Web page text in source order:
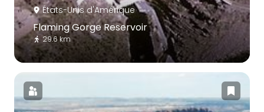
États-Unis d'Amérique
Flaming Gorge Reservoir
29.6 km